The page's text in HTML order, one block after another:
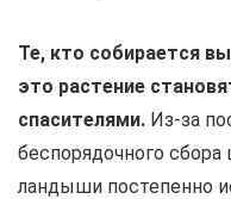
Те, кто собирается
это растение
спасителями. Из-за
беспорядочного
ландыши постепенно